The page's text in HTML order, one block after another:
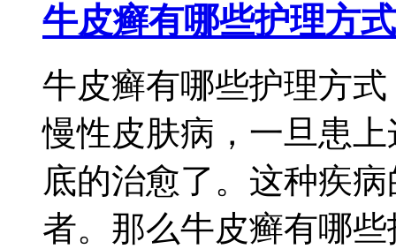
牛皮癣有哪些护理方式
牛皮癣有哪些护理方
慢性皮肤病，一旦患
底的治愈了。这种疾
者。那么牛皮癣有哪